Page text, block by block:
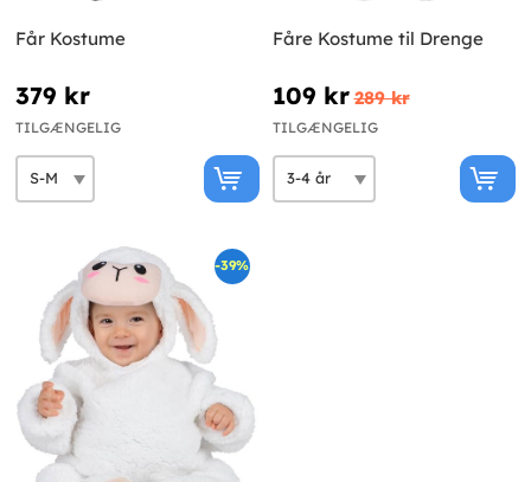
Får Kostume
379 kr
TILGÆNGELIG
Fåre Kostume til Drenge
109 kr 289 kr
TILGÆNGELIG
-39%